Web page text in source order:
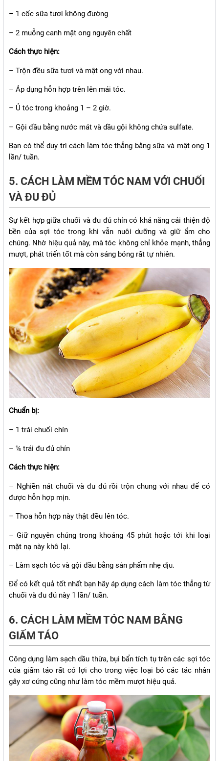
– 1 cốc sữa tươi không đường
– 2 muỗng canh mật ong nguyên chất
Cách thực hiện:
– Trộn đều sữa tươi và mật ong với nhau.
– Áp dụng hỗn hợp trên lên mái tóc.
– Ủ tóc trong khoảng 1 – 2 giờ.
– Gội đầu bằng nước mát và dầu gội không chứa sulfate.
Bạn có thể duy trì cách làm tóc thẳng bằng sữa và mật ong 1
lần/ tuần.
5. CÁCH LÀM MỀM TÓC NAM VỚI CHUỐI
VÀ ĐU ĐỦ
Sự kết hợp giữa chuối và đu đủ chín có khả năng cải thiện độ
bền của sợi tóc trong khi vẫn nuôi dưỡng và giữ ẩm cho
chúng. Nhờ hiệu quả này, mà tóc không chỉ khỏe mạnh, thẳng
mượt, phát triển tốt mà còn sáng bóng rất tự nhiên.
Chuẩn bị:
– 1 trái chuối chín
– ¼ trái đu đủ chín
Cách thực hiện:
– Nghiền nát chuối và đu đủ rồi trộn chung với nhau để có
được hỗn hợp mịn.
– Thoa hỗn hợp này thật đều lên tóc.
– Giữ nguyên chúng trong khoảng 45 phút hoặc tới khi loại
mặt nạ này khô lại.
– Làm sạch tóc và gội đầu bằng sản phẩm nhẹ dịu.
Để có kết quả tốt nhất bạn hãy áp dụng cách làm tóc thẳng từ
chuối và đu đủ này 1 lần/ tuần.
6. CÁCH LÀM MỀM TÓC NAM BẰNG
GIẤM TÁO
Công dụng làm sạch dầu thừa, bụi bẩn tích tụ trên các sợi tóc
của giấm táo rất có lợi cho trong việc loại bỏ các tác nhân
gây xơ cứng cũng như làm tóc mềm mượt hiệu quả.